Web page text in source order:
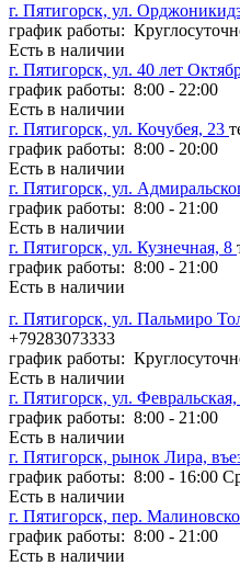
г. Пятигорск, ул.
график работы:
Есть в наличии
г. Пятигорск, ул. 40 лет
график работы: 8:00 - 22:00
Есть в наличии
г. Пятигорск, ул. Кочубея, 23
график работы: 8:00 - 20:00
Есть в наличии
г. Пятигорск, ул.
график работы: 8:00 - 21:00
Есть в наличии
г. Пятигорск, ул. Кузнечная, 8
график работы: 8:00 - 21:00
Есть в наличии
г. Пятигорск, ул. Пальмиро
+79283073333
график работы:
Есть в наличии
г. Пятигорск, ул.
график работы: 8:00 - 21:00
Есть в наличии
г. Пятигорск, рынок Лира,
график работы: 8:00 - 16:00
Есть в наличии
г. Пятигорск, пер.
график работы: 8:00 - 21:00
Есть в наличии